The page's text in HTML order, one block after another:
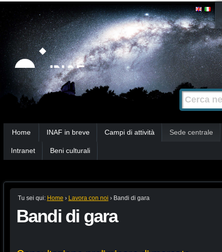
Strumenti
personali
Salta
contenuti.
|
Salta
alla
navigazione
Cerca nel
Ricerca
avanzata…
Home INAF in breve Campi di attività Sede centrale
Intranet Beni culturali
Tu sei qui: Home › Lavora con noi › Bandi di gara
Bandi di gara